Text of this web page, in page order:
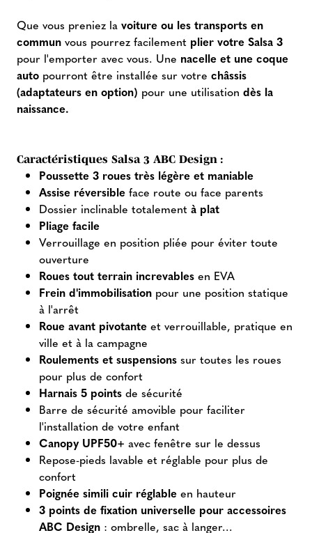
Que vous preniez la voiture ou les transports en
commun vous pourrez facilement plier votre Salsa 3
pour l'emporter avec vous. Une nacelle et une coque
auto pourront être installée sur votre châssis
(adaptateurs en option) pour une utilisation dès la
naissance.
Caractéristiques Salsa 3 ABC Design :
Poussette 3 roues très légère et maniable
Assise réversible face route ou face parents
Dossier inclinable totalement à plat
Pliage facile
Verrouillage en position pliée pour éviter toute
ouverture
Roues tout terrain increvables en EVA
Frein d'immobilisation pour une position statique
à l'arrêt
Roue avant pivotante et verrouillable, pratique en
ville et à la campagne
Roulements et suspensions sur toutes les roues
pour plus de confort
Harnais 5 points de sécurité
Barre de sécurité amovible pour faciliter
l'installation de votre enfant
Canopy UPF50+ avec fenêtre sur le dessus
Repose-pieds lavable et réglable pour plus de
confort
Poignée simili cuir réglable en hauteur
3 points de fixation universelle pour accessoires
ABC Design : ombrelle, sac à langer...